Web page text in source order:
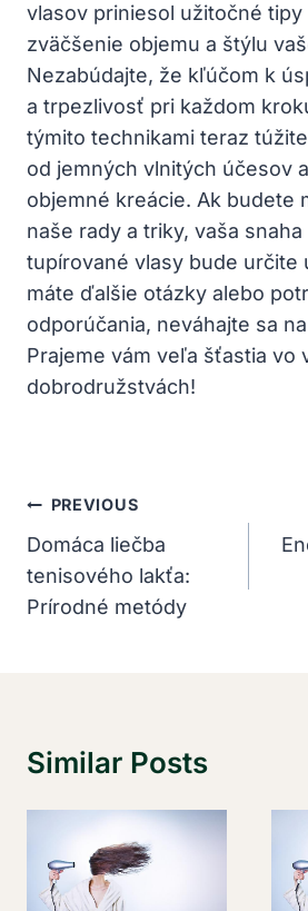
vlasov priniesol užitočné tipy
zväčšenie objemu a štýlu
Nezabúdajte, že kľúčom k
a trpezlivosť pri každom
týmito technikami teraz
od jemných vlnitých účesov
objemné kreácie. Ak budete
naše rady a triky, vaša
tupírované vlasy bude určite
máte ďalšie otázky alebo
odporúčania, neváhajte sa
Prajeme vám veľa šťastia vo
dobrodružstvách!
Navigácia
V
Článku
PREVIOUS
Domáca liečba
tenisového lakťa:
Prírodné metódy
Similar Posts